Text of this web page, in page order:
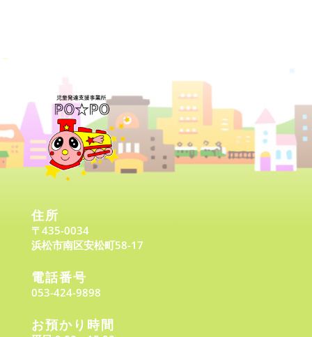
住所
〒435-0034
浜松市南区安松町58-17
電話番号
053-424-9898
お預かり時間